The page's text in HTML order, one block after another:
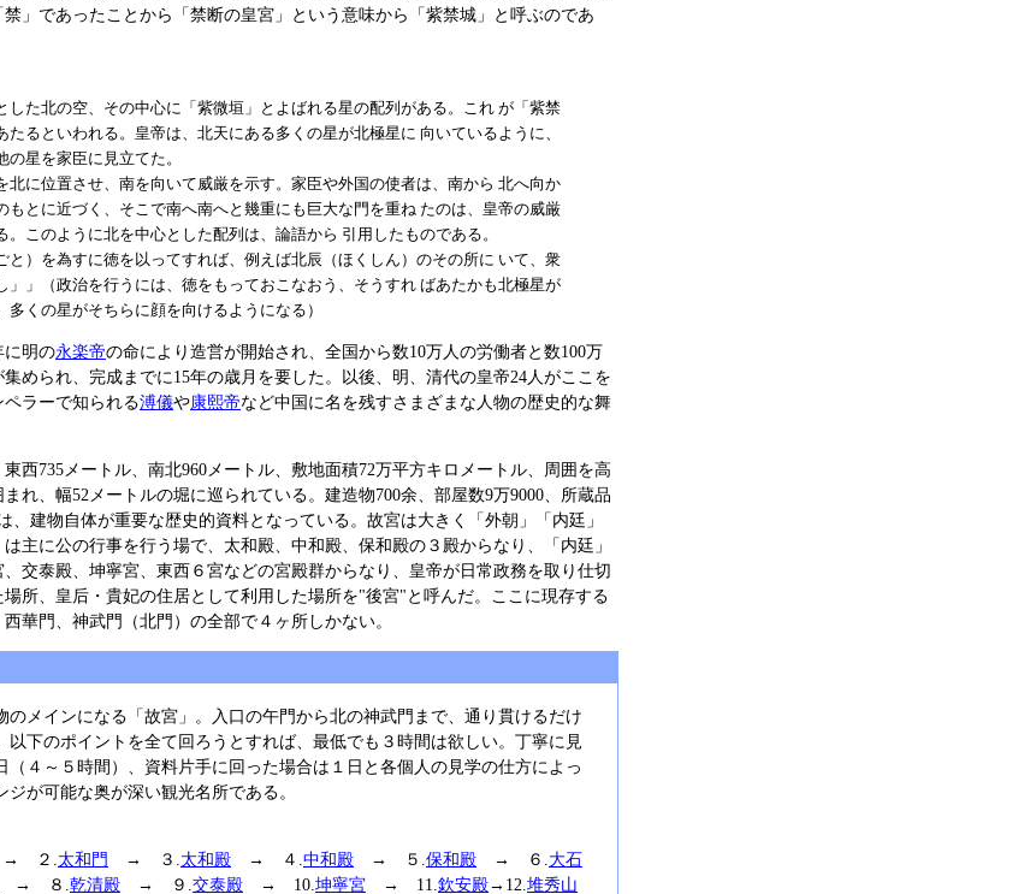
」であったことから「禁断の皇宮」という意味から「紫禁城」と呼ぶのであ
た北の空、その中心に「紫微垣」とよばれる星の配列がある。これ が「紫禁
たるといわれる。皇帝は、北天にある多くの星が北極星に 向いているように、
の星を家臣に見立てた。
に位置させ、南を向いて威厳を示す。家臣や外国の使者は、南から 北へ向か
もとに近づく、そこで南へ南へと幾重にも巨大な門を重ね たのは、皇帝の威厳
。このように北を中心とした配列は、論語から 引用したものである。
）を為すに徳を以ってすれば、例えば北辰（ほくしん）のその所に いて、衆
」」（政治を行うには、徳をもっておこなおう、そうすれ ばあたかも北極星が
多くの星がそちらに顔を向けるようになる）
に明の永楽帝の命により造営が開始され、全国から数10万人の労働者と数100万
集められ、完成までに15年の歳月を要した。以後、明、清代の皇帝24人がここを
ラーで知られる溥儀や康熙帝など中国に名を残すさまざまな人物の歴史的な舞
西735メートル、南北960メートル、敷地面積72万平方キロメートル、周囲を高
れ、幅52メートルの堀に巡られている。建造物700余、部屋数9万9000、所蔵品
、建物自体が重要な歴史的資料となっている。故宮は大きく「外朝」「内廷」
主に公の行事を行う場で、太和殿、中和殿、保和殿の３殿からなり、「内廷」
交泰殿、坤寧宮、東西６宮などの宮殿群からなり、皇帝が日常政務を取り仕切
場所、皇后・貴妃の住居として利用した場所を"後宮"と呼んだ。ここに現存する
華門、神武門（北門）の全部で４ヶ所しかない。
のメインになる「故宮」。入口の午門から北の神武門まで、通り貫けるだけ
以下のポイントを全て回ろうとすれば、最低でも３時間は欲しい。丁寧に見
（４～５時間）、資料片手に回った場合は１日と各個人の見学の仕方によっ
ジが可能な奥が深い観光名所である。
２. 太和門 → ３. 太和殿 → ４. 中和殿 → ５. 保和殿 → ６. 大石
→ ８. 乾清殿 → ９. 交泰殿 → 10. 坤寧宮 → 11. 欽安殿→12. 堆秀山